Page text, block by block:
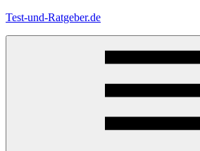
Zum
Test-und-Ratgeber.de